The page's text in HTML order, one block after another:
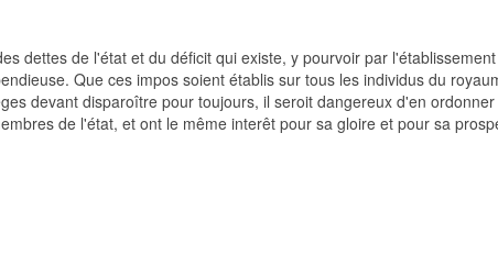
dettes de l'état et du déficit qui existe, y pourvoir par
Que ces impos soient établis sur tous les individus du
devant disparoître pour toujours, il seroit dangereux d'en ordonner
de l'état, et ont le même interêt pour sa gloire et pour sa